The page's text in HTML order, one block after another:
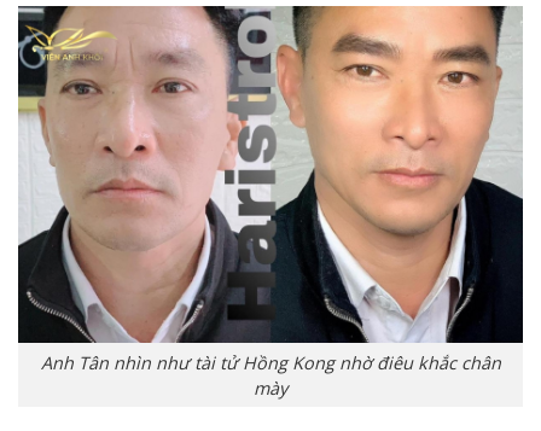
Anh Tân nhìn như tài tử Hồng Kong nhờ điêu khắc chân
mày